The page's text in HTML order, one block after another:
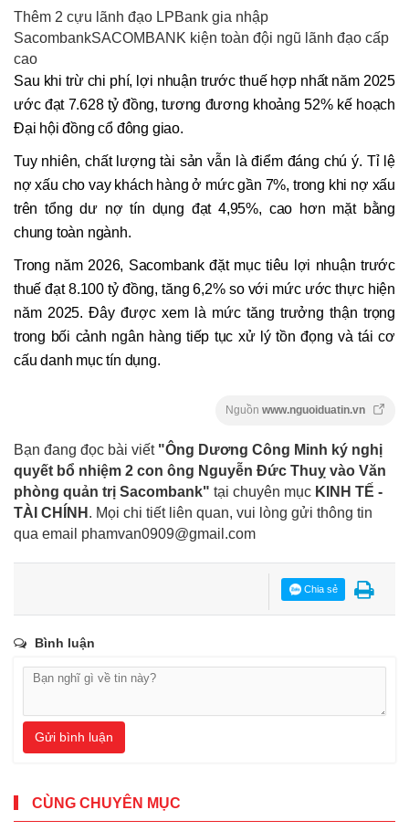
Thêm 2 cựu lãnh đạo LPBank gia nhập
SacombankSACOMBANK kiện toàn đội ngũ lãnh đạo cấp
cao
Sau khi trừ chi phí, lợi nhuận trước thuế hợp nhất năm 2025
ước đạt 7.628 tỷ đồng, tương đương khoảng 52% kế hoạch
Đại hội đồng cổ đông giao.
Tuy nhiên, chất lượng tài sản vẫn là điểm đáng chú ý. Tỉ lệ
nợ xấu cho vay khách hàng ở mức gần 7%, trong khi nợ xấu
trên tổng dư nợ tín dụng đạt 4,95%, cao hơn mặt bằng
chung toàn ngành.
Trong năm 2026, Sacombank đặt mục tiêu lợi nhuận trước
thuế đạt 8.100 tỷ đồng, tăng 6,2% so với mức ước thực hiện
năm 2025. Đây được xem là mức tăng trưởng thận trọng
trong bối cảnh ngân hàng tiếp tục xử lý tồn đọng và tái cơ
cấu danh mục tín dụng.
Nguồn www.nguoiduatin.vn
Bạn đang đọc bài viết "Ông Dương Công Minh ký nghị
quyết bổ nhiệm 2 con ông Nguyễn Đức Thuỵ vào Văn
phòng quản trị Sacombank" tại chuyên mục KINH TẾ -
TÀI CHÍNH . Mọi chi tiết liên quan, vui lòng gửi thông tin
qua email phamvan0909@gmail.com
Chia sẻ
Bình luận
Gửi bình luận
CÙNG CHUYÊN MỤC